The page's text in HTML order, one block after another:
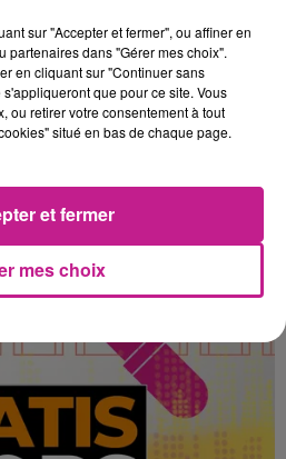
sur "Accepter et fermer", ou affiner en
partenaires dans "Gérer mes choix".
en cliquant sur "Continuer sans
que pour ce site. Vous
ou retirer votre consentement à tout
situé en bas de chaque page.
mes choix
et fermer